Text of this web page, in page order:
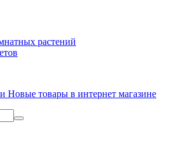
растений
Новые товары в интернет магазине